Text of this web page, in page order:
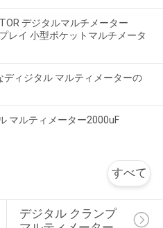
デジタルマルチメーター
レイ 小型ポケットマルチメータ
ィジタル マルティメーターの
マルティメーター2000uF
すべて
デジタル クランプ